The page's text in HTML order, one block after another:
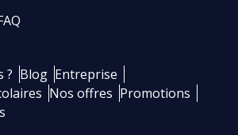
? Blog Entreprise
Nos offres Promotions